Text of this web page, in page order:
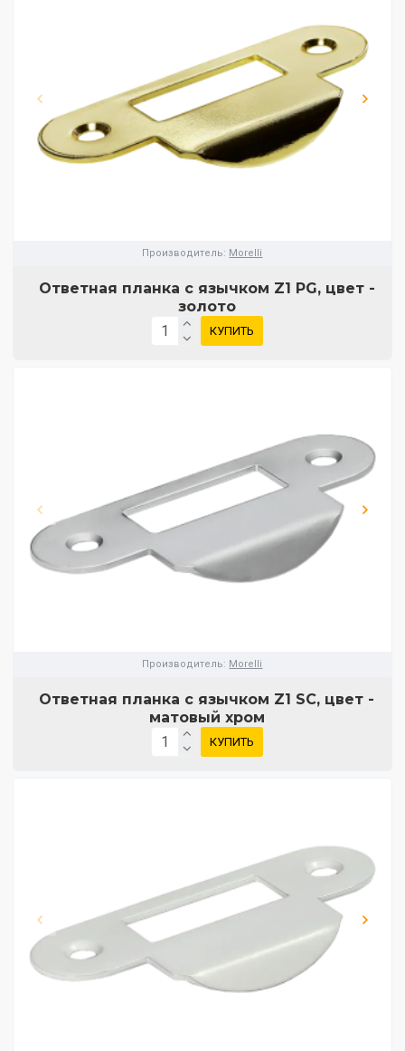
Производитель: Morelli
Ответная планка с язычком Z1 PG, цвет -
золото
КУПИТЬ
Производитель: Morelli
Ответная планка с язычком Z1 SC, цвет -
матовый хром
КУПИТЬ